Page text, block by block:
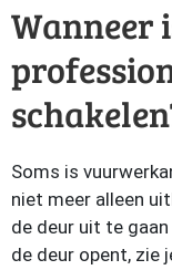
Wanneer
Soms is
niet meer alleen
de deur uit te
de deur opent, zie